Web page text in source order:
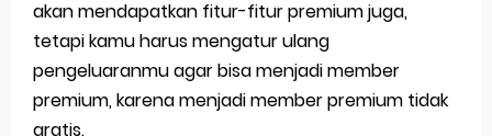
akan mendapatkan fitur-fitur premium juga,
tetapi kamu harus mengatur ulang
pengeluaranmu agar bisa menjadi member
premium, karena menjadi member premium tidak
gratis.